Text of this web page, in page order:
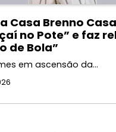
Casa Brenno
no Pote” e faz
de Bola”
em ascensão da…